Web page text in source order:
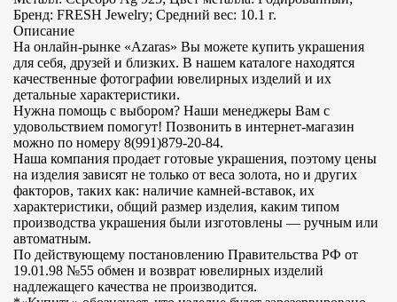
Бренд: FRESH Jewelry; Средний вес: 10.1 г.
Описание
На онлайн-рынке «Azaras» Вы можете купить украшения
для себя, друзей и близких. В нашем каталоге находятся
качественные фотографии ювелирных изделий и их
детальные характеристики.
Нужна помощь с выбором? Наши менеджеры Вам с
удовольствием помогут! Позвонить в интернет-магазин
можно по номеру 8(991)879-20-84.
Наша компания продает готовые украшения, поэтому цены
на изделия зависят не только от веса золота, но и других
факторов, таких как: наличие камней-вставок, их
характеристики, общий размер изделия, каким типом
производства украшения были изготовлены — ручным или
автоматным.
По действующему постановлению Правительства РФ от
19.01.98 №55 обмен и возврат ювелирных изделий
надлежащего качества не производится.